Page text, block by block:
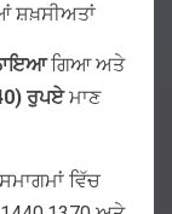
ਸ਼ਖ਼ਸੀਅਤਾਂ
ਗਿਆ ਅਤੇ
ਰੁਪਏ ਮਾਣ
ਵਿੱਚ